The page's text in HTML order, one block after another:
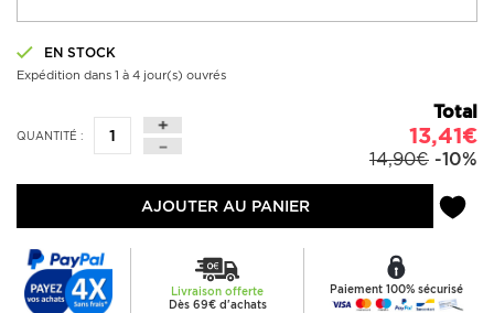
EN STOCK
Expédition dans 1 à 4 jour(s) ouvrés
QUANTITÉ :
Total
13,41€
14,90€ -10%
AJOUTER AU PANIER
Livraison offerte
Dès 69€ d'achats
Paiement 100% sécurisé